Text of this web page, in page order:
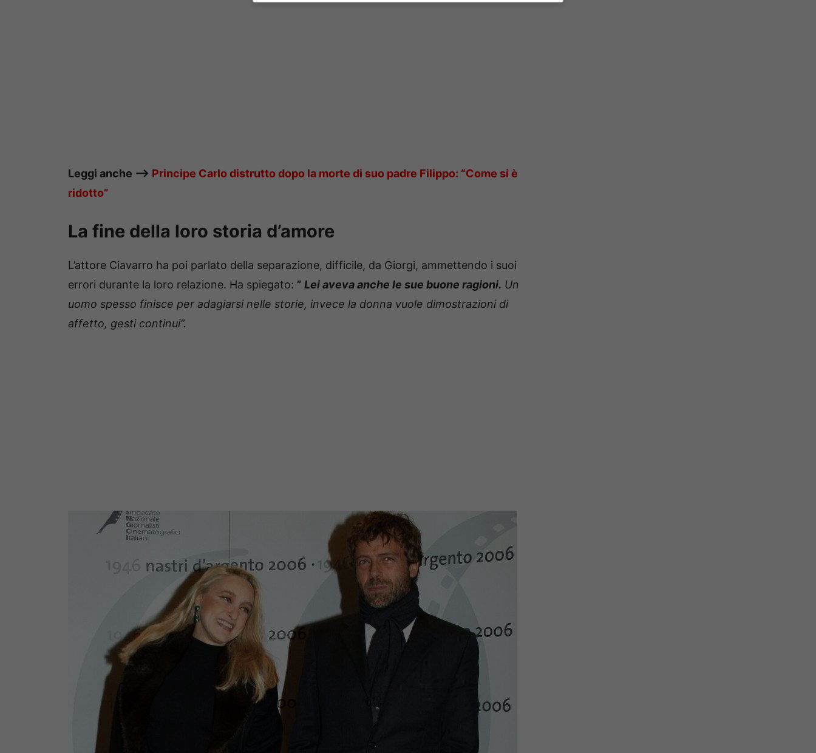
Leggi anche —–> Principe Carlo distrutto dopo la morte di suo padre Filippo: “Come si è
ridotto”
La fine della loro storia d’amore
L’attore Ciavarro ha poi parlato della separazione, difficile, da Giorgi, ammettendo i suoi
errori durante la loro relazione. Ha spiegato: ” Lei aveva anche le sue buone ragioni. Un
uomo spesso finisce per adagiarsi nelle storie, invece la donna vuole dimostrazioni di
affetto, gesti continui”.